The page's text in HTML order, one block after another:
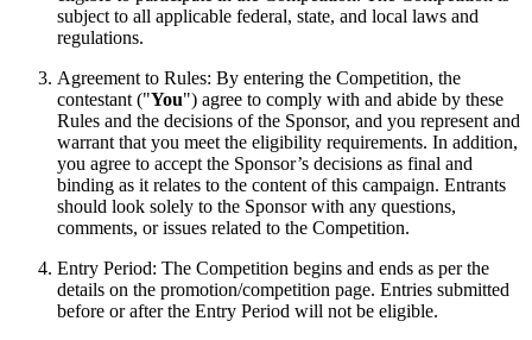
subject to all applicable federal, state, and local laws and
regulations.
Agreement to Rules: By entering the Competition, the
contestant ("You") agree to comply with and abide by these
Rules and the decisions of the Sponsor, and you represent and
warrant that you meet the eligibility requirements. In addition,
you agree to accept the Sponsor’s decisions as final and
binding as it relates to the content of this campaign. Entrants
should look solely to the Sponsor with any questions,
comments, or issues related to the Competition.
Entry Period: The Competition begins and ends as per the
details on the promotion/competition page. Entries submitted
before or after the Entry Period will not be eligible.